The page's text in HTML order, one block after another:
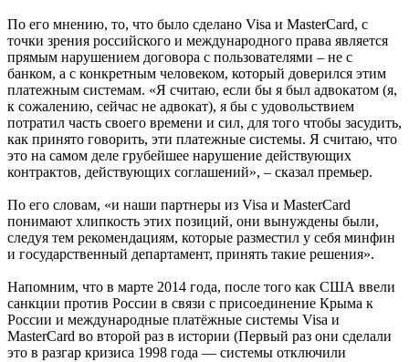
По его мнению, то, что было сделано Visa и MasterCard, с
точки зрения российского и международного права является
прямым нарушением договора с пользователями – не с
банком, а с конкретным человеком, который доверился этим
платежным системам. «Я считаю, если бы я был адвокатом (я,
к сожалению, сейчас не адвокат), я бы с удовольствием
потратил часть своего времени и сил, для того чтобы засудить,
как принято говорить, эти платежные системы. Я считаю, что
это на самом деле грубейшее нарушение действующих
контрактов, действующих соглашений», – сказал премьер.
По его словам, «и наши партнеры из Visa и MasterCard
понимают хлипкость этих позиций, они вынуждены были,
следуя тем рекомендациям, которые разместил у себя минфин
и государственный департамент, принять такие решения».
Напомним, что в марте 2014 года, после того как США ввели
санкции против России в связи с присоединение Крыма к
России и международные платёжные системы Visa и
MasterCard во второй раз в истории (Первый раз они сделали
это в разгар кризиса 1998 года — системы отключили